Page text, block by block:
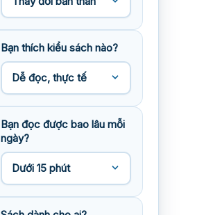
Bạn thích kiểu sách nào?
Bạn đọc được bao lâu mỗi
ngày?